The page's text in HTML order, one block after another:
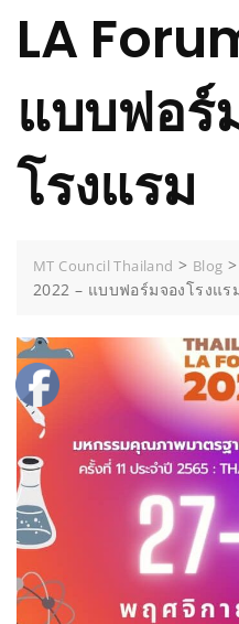
LA
แบบฟอร์
โรงแรม
MT Council Thailand > Blog >
2022 – แบบฟอร์มจองโรงแร